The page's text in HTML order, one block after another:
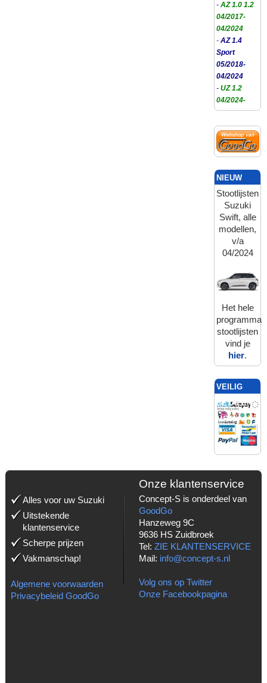
- AZ 1.0 1.2
04/2017-
04/2024
- AZ 1.4
Sport
05/2018-
04/2024
- UZ 1.2
04/2024-
NIEUW
Stootlijsten
Suzuki
Swift, alle
modellen,
v/a
04/2024
Het hele
programma
stootlijsten
vind je
hier.
VEILIG
BETALEN
MET:
Alles voor uw Suzuki
Uitstekende
klantenservice
Scherpe prijzen
Vakmanschap!
Algemene voorwaarden
Privacybeleid GoodGo
Onze klantenservice
Concept-S is onderdeel van
GoodGo
Hanzeweg 9C
9636 HS Zuidbroek
Tel: ZIE KLANTENSERVICE
Mail: info@concept-s.nl
Volg ons op Twitter
Onze Facebookpagina